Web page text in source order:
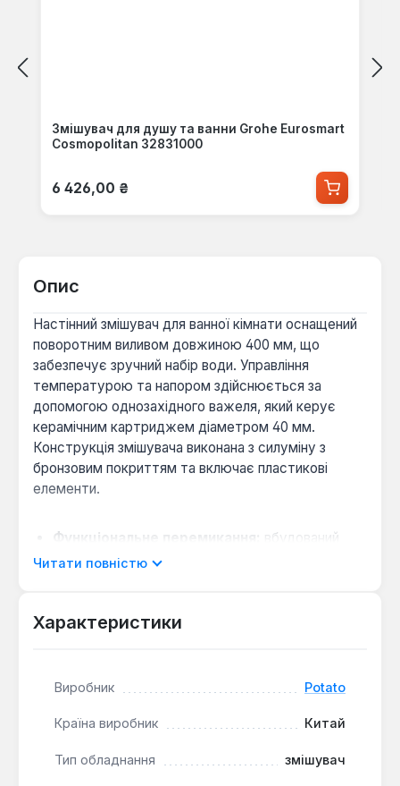
Змішувач для душу та ванни Grohe Eurosmart
Cosmopolitan 32831000
Звичайна ціна:
6 426,00 ₴
Опис
Настінний змішувач для ванної кімнати оснащений
поворотним виливом довжиною 400 мм, що
забезпечує зручний набір води. Управління
температурою та напором здійснюється за
допомогою однозахідного важеля, який керує
керамічним картриджем діаметром 40 мм.
Конструкція змішувача виконана з силуміну з
бронзовим покриттям та включає пластикові
елементи.
Функціональне перемикання:
вбудований
перемикач з керамічними пластинами на 180°
Економія води:аератор змішує воду з
19 л/хв.
подібні ексцентрики, декоративні розетки,
лійку з одним режимом струї.
Читати повністю
Характеристики
Виробник Potato
Країна виробник Китай
Тип обладнання змішувач